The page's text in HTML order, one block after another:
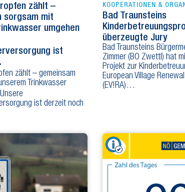
zählt –
sorgsam mit
umgehen
ist
zählt – gemeinsam
Trinkwasser
Unsere
ist derzeit noch
KOOPERATIONEN &
Bad Traunsteins
überzeugte Jury
Bad Traunsteins
Zimmer (BO Zwettl) hat
Projekt zur
European Village
(EV!RA)…